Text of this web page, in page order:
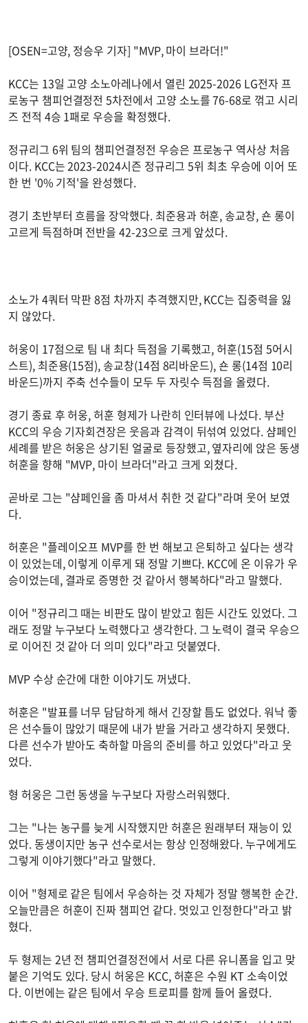
[OSEN=고양, 정승우 기자] "MVP, 마이 브라더!"
KCC는 13일 고양 소노아레나에서 열린 2025-2026 LG전자 프
로농구 챔피언결정전 5차전에서 고양 소노를 76-68로 꺾고 시리
즈 전적 4승 1패로 우승을 확정했다.
정규리그 6위 팀의 챔피언결정전 우승은 프로농구 역사상 처음
이다. KCC는 2023-2024시즌 정규리그 5위 최초 우승에 이어 또
한 번 '0% 기적'을 완성했다.
경기 초반부터 흐름을 장악했다. 최준용과 허훈, 송교창, 숀 롱이
고르게 득점하며 전반을 42-23으로 크게 앞섰다.
소노가 4쿼터 막판 8점 차까지 추격했지만, KCC는 집중력을 잃
지 않았다.
허웅이 17점으로 팀 내 최다 득점을 기록했고, 허훈(15점 5어시
스트), 최준용(15점), 송교창(14점 8리바운드), 숀 롱(14점 10리
바운드)까지 주축 선수들이 모두 두 자릿수 득점을 올렸다.
경기 종료 후 허웅, 허훈 형제가 나란히 인터뷰에 나섰다. 부산
KCC의 우승 기자회견장은 웃음과 감격이 뒤섞여 있었다. 샴페인
세례를 받은 허웅은 상기된 얼굴로 등장했고, 옆자리에 앉은 동생
허훈을 향해 "MVP, 마이 브라더"라고 크게 외쳤다.
곧바로 그는 "샴페인을 좀 마셔서 취한 것 같다"라며 웃어 보였
다.
허훈은 "플레이오프 MVP를 한 번 해보고 은퇴하고 싶다는 생각
이 있었는데, 이렇게 이루게 돼 정말 기쁘다. KCC에 온 이유가 우
승이었는데, 결과로 증명한 것 같아서 행복하다"라고 말했다.
이어 "정규리그 때는 비판도 많이 받았고 힘든 시간도 있었다. 그
래도 정말 누구보다 노력했다고 생각한다. 그 노력이 결국 우승으
로 이어진 것 같아 더 의미 있다"라고 덧붙였다.
MVP 수상 순간에 대한 이야기도 꺼냈다.
허훈은 "발표를 너무 담담하게 해서 긴장할 틈도 없었다. 워낙 좋
은 선수들이 많았기 때문에 내가 받을 거라고 생각하지 못했다.
다른 선수가 받아도 축하할 마음의 준비를 하고 있었다"라고 웃
었다.
형 허웅은 그런 동생을 누구보다 자랑스러워했다.
그는 "나는 농구를 늦게 시작했지만 허훈은 원래부터 재능이 있
었다. 동생이지만 농구 선수로서는 항상 인정해왔다. 누구에게도
그렇게 이야기했다"라고 말했다.
이어 "형제로 같은 팀에서 우승하는 것 자체가 정말 행복한 순간.
오늘만큼은 허훈이 진짜 챔피언 같다. 멋있고 인정한다"라고 밝
혔다.
두 형제는 2년 전 챔피언결정전에서 서로 다른 유니폼을 입고 맞
붙은 기억도 있다. 당시 허웅은 KCC, 허훈은 수원 KT 소속이었
다. 이번에는 같은 팀에서 우승 트로피를 함께 들어 올렸다.